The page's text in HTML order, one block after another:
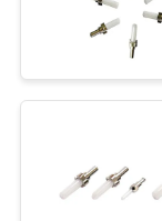
DE
VISITE